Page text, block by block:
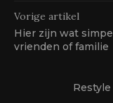
Vorige artikel
Hier zijn wat
vrienden of familie